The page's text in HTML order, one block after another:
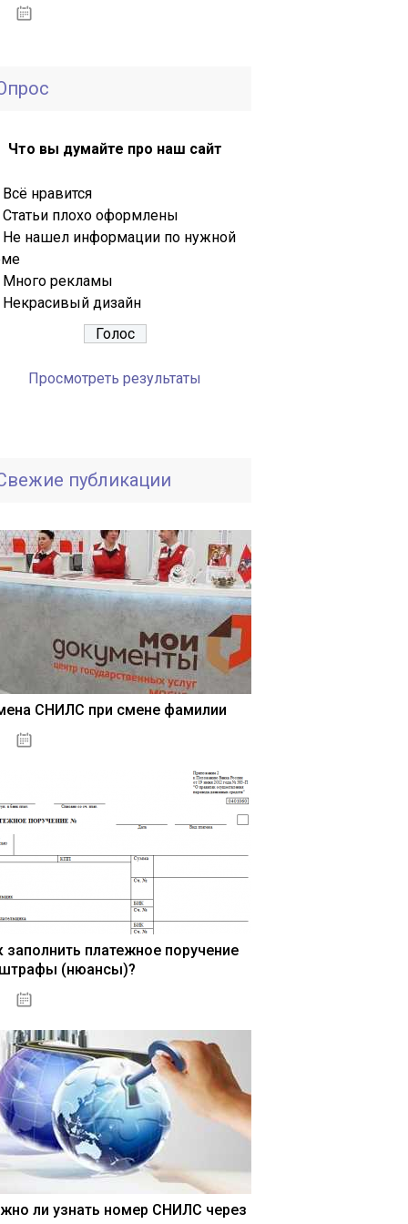
Что вы думайте про наш сайт
Всё нравится
Статьи плохо оформлены
Не нашел информации по нужной
Много рекламы
Некрасивый дизайн
Просмотреть результаты
публикации
СНИЛС при смене фамилии
заполнить платежное поручение
(нюансы)?
ли узнать номер СНИЛС через